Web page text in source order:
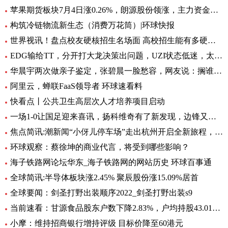
苹果期货板块7月4日涨0.26%，朗源股份领涨，主力资金净流出1357.79万元 世界速看
构筑冷链物流新生态（消费万花筒）|环球快报
世界视讯！盘点校友硬核招生名场面 高校招生能有多硬核 基本情况讲解
EDG输给TT，分开打大龙决策出问题，UZI状态低迷，太难玩了
华晨宇两次做亲子鉴定，张碧晨一脸愁容，网友说：搁谁都会不开心|焦点热文
阿里云，蝉联FaaS领导者 环球速看料
快看点丨公共卫生高层次人才培养项目启动
一场1-0让国足迎来喜讯，扬科维奇有了新发现，边锋又添一位猛将|世界热讯
焦点简讯:潮新闻“小伢儿停车场”走出杭州开启全新旅程，在台州10个青少年宫正式上线
环球观察：蔡徐坤的商业代言，将受到哪些影响？
海子铁路网论坛华东_海子铁路网的网站历史 环球百事通
全球简讯:半导体板块涨2.45% 聚辰股份涨15.09%居首
全球要闻：剑圣打野出装顺序2022_剑圣打野出装s9
当前速看：甘源食品股东户数下降2.83%，户均持股43.01万元
小摩：维持招商银行增持评级 目标价降至60港元